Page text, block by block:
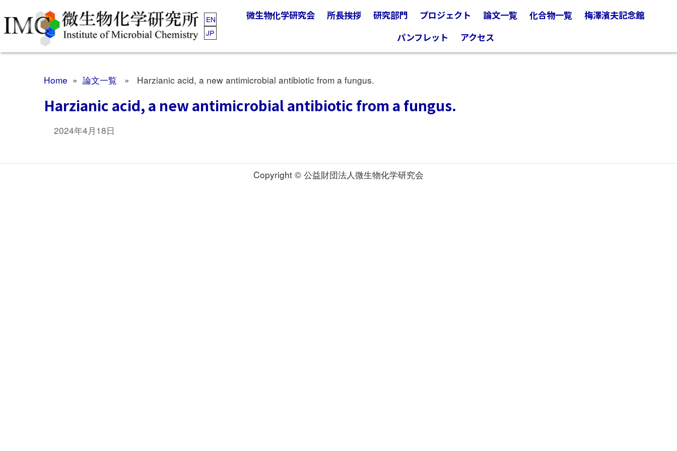
EN
JP
微生物化学研究会 所長挨拶 研究部門 プロジェクト 論文一覧 化合物一覧
梅澤濱夫記念館
パンフレット
アクセス
Home » 論文一覧 » Harzianic acid, a new antimicrobial antibiotic from a fungus.
Harzianic acid, a new antimicrobial antibiotic from a fungus.
2024年4月18日
Copyright © 公益財団法人微生物化学研究会